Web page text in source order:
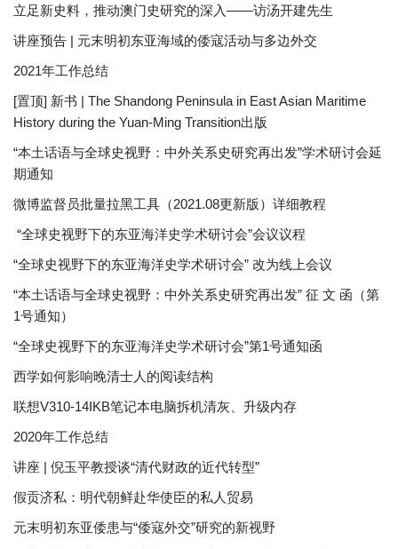
立足新史料，推动澳门史研究的深入——访汤开建先生
讲座预告 | 元末明初东亚海域的倭寇活动与多边外交
2021年工作总结
[置顶] 新书 | The Shandong Peninsula in East Asian Maritime
History during the Yuan-Ming Transition出版
“本土话语与全球史视野：中外关系史研究再出发”学术研讨会延
期通知
微博监督员批量拉黑工具（2021.08更新版）详细教程
“全球史视野下的东亚海洋史学术研讨会”会议议程
“全球史视野下的东亚海洋史学术研讨会” 改为线上会议
“本土话语与全球史视野：中外关系史研究再出发” 征 文 函（第
1号通知）
“全球史视野下的东亚海洋史学术研讨会”第1号通知函
西学如何影响晚清士人的阅读结构
联想V310-14IKB笔记本电脑拆机清灰、升级内存
2020年工作总结
讲座 | 倪玉平教授谈“清代财政的近代转型”
假贡济私：明代朝鲜赴华使臣的私人贸易
元末明初东亚倭患与“倭寇外交”研究的新视野